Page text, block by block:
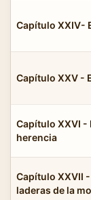
Capítulo XXIV-
Capítulo XXV -
Capítulo XXVI -
herencia
Capítulo XXVII -
laderas de la